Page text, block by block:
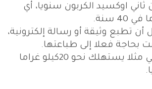
ثاني اوكسيد الكربون سنويا، أي
تطبع وثيقة أو رسالة إلكترونية،
بحاجة فعلا إلى طباعتها.
المواطن الأوروبي مثلا يستهلك نحو 20كيلو غراما